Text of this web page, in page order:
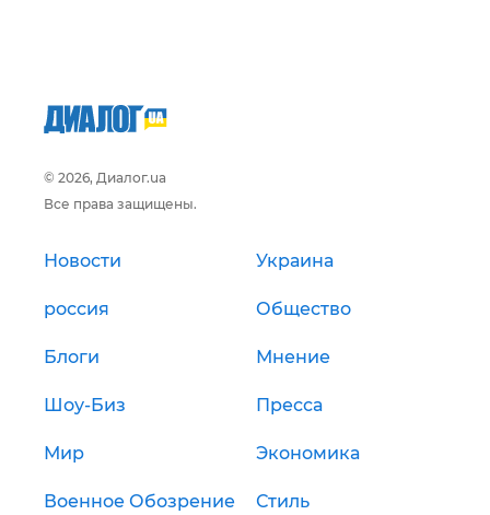
© 2026, Диалог.ua
Все права защищены.
Новости Украина
россия Общество
Блоги Мнение
Шоу-Биз Пресса
Мир Экономика
Военное Обозрение Стиль